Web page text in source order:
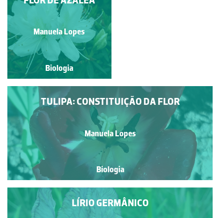
Manuela Lopes
Biologia
TULIPA: CONSTITUIÇÃO DA FLOR
Manuela Lopes
Biologia
Manuela Lopes
Biologia
LÍRIO GERMÂNICO